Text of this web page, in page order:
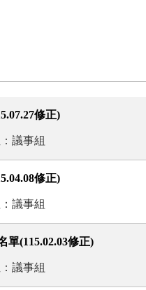
修正)
議事組
修正)
議事組
單(115.02.03修正)
議事組